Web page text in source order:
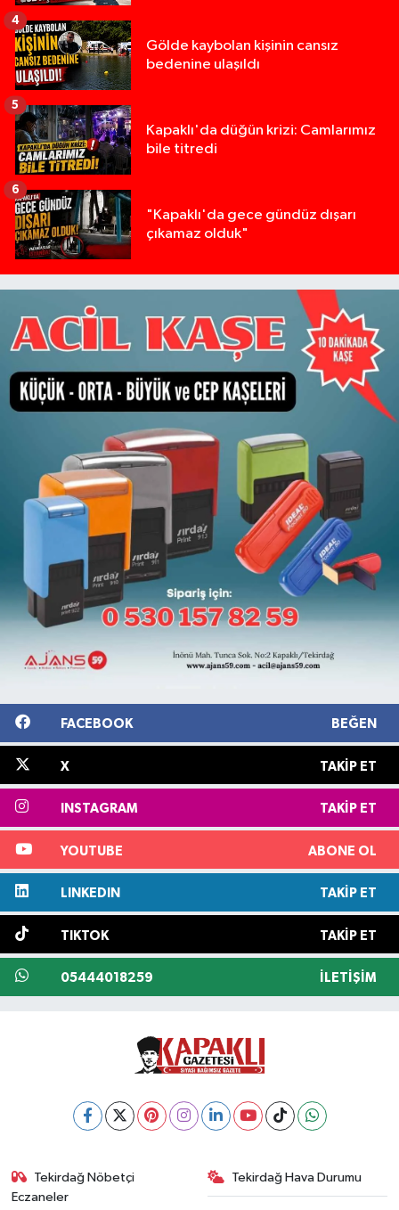
Gölde kaybolan kişinin cansız
bedenine ulaşıldı
4
Kapaklı'da düğün krizi: Camlarımız
bile titredi
5
"Kapaklı'da gece gündüz dışarı
çıkamaz olduk"
6
FACEBOOK BEĞEN
X TAKIP ET
INSTAGRAM TAKIP ET
YOUTUBE ABONE OL
LINKEDIN TAKIP ET
TIKTOK TAKIP ET
05444018259 İLETIŞIM
Tekirdağ Nöbetçi
Eczaneler
Tekirdağ Hava Durumu